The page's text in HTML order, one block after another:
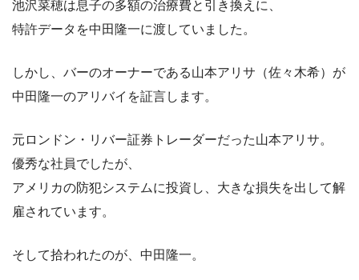
池沢菜穂は息子の多額の治療費と引き換えに、
特許データを中田隆一に渡していました。
しかし、バーのオーナーである山本アリサ（佐々木希）が
中田隆一のアリバイを証言します。
元ロンドン・リバー証券トレーダーだった山本アリサ。
優秀な社員でしたが、
アメリカの防犯システムに投資し、大きな損失を出して解
雇されています。
そして拾われたのが、中田隆一。